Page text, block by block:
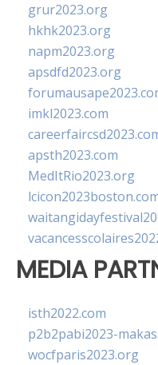
grur2023.org
hkhk2023.org
napm2023.org
apsdfd2023.org
imkl2023.com
apsth2023.com
MedItRio2023.org
MEDIA
isth2022.com
p2b2pabi2023-
wocfparis2023.org